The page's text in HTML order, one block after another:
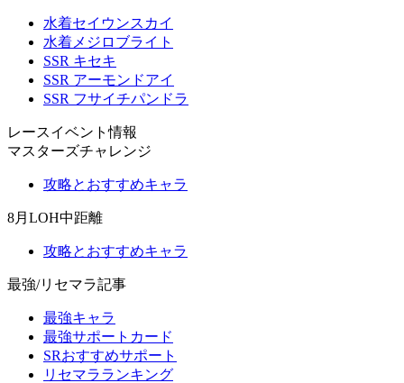
水着セイウンスカイ
水着メジロブライト
SSR キセキ
SSR アーモンドアイ
SSR フサイチパンドラ
レースイベント情報
マスターズチャレンジ
攻略とおすすめキャラ
8月LOH中距離
攻略とおすすめキャラ
最強/リセマラ記事
最強キャラ
最強サポートカード
SRおすすめサポート
リセマラランキング